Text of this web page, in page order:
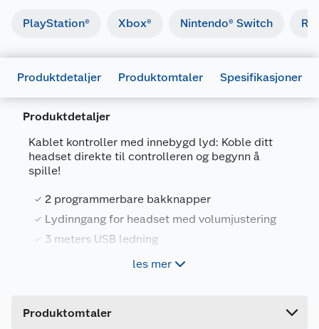
PlayStation® Xbox® Nintendo® Switch
Produktdetaljer Produktomtaler Spesifikasjoner
Produktdetaljer
Kablet kontroller med innebygd lyd: Koble ditt
headset direkte til controlleren og begynn å
spille!
2 programmerbare bakknapper
Lydinngang for headset med volumjustering
3 meters USB ledning
Offisielt lisensiert av Nintendo
les mer
Produktomtaler
Generelt
Artikkelnummer
708056068257
Leverandørens artikkelnummer
E10498
Lengde